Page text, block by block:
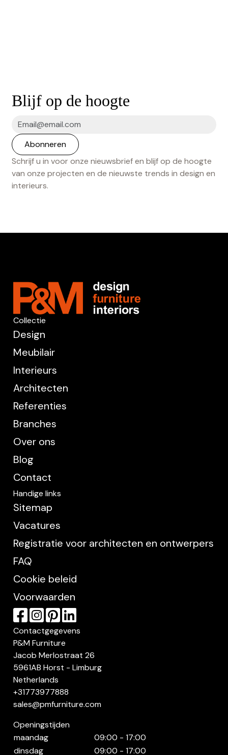
Blijf op de hoogte
Schrijf u in voor onze nieuwsbrief en blijf op de hoogte
van onze projecten en de nieuwste trends in design en
interieurs.
Collectie
Design
Meubilair
Interieurs
Architecten
Referenties
Branches
Over ons
Blog
Contact
Handige links
Sitemap
Vacatures
Registratie voor architecten en ontwerpers
FAQ
Cookie beleid
Voorwaarden
Contactgegevens
P&M Furniture
Jacob Merlostraat 26
5961AB Horst - Limburg
Netherlands
+31773977888
sales@pmfurniture.com
Openingstijden
maandag
09:00 - 17:00
dinsdag
09:00 - 17:00